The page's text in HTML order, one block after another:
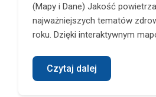
(Mapy i Dane) Jakość
najważniejszych tematów
roku. Dzięki interaktywnym
Czytaj dalej